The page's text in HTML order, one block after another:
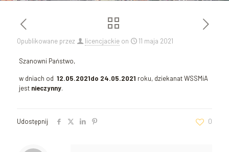
Opublikowane przez licencjackie on 11 maja 2021
Szanowni Państwo,
w dniach od 12.05.2021do 24.05.2021 roku, dziekanat WSSMiA
jestnieczynny.
Udostępnij 0